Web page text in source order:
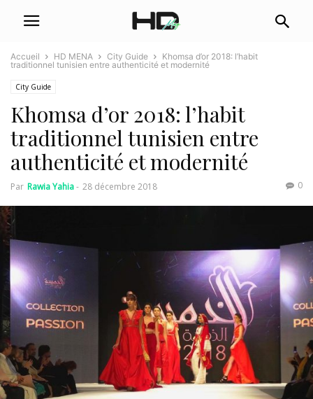
Accueil HD MENA City Guide
Khomsa d’or 2018: l’habit
traditionnel tunisien entre authenticité et modernité
City Guide
Khomsa d’or 2018: l’habit
traditionnel tunisien entre
authenticité et modernité
Par Rawia Yahia- 28 décembre 2018 0